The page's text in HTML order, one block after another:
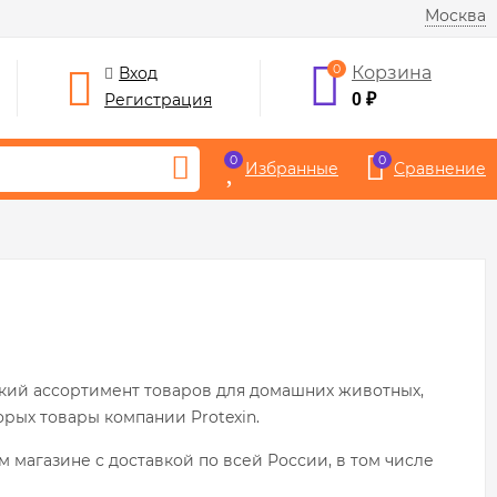
Москва
Вход
Регистрация
0 Корзина
0₽
0 Избранные 0 Сравнение
ассортимент товаров для домашних животных,
товары компании Protexin.
с доставкой по всей России, в том числе